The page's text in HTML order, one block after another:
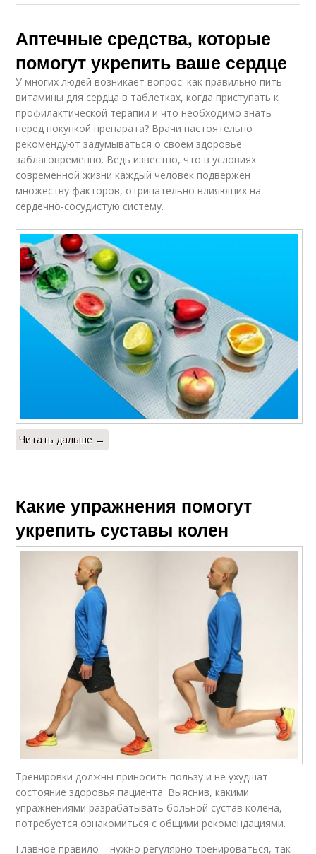
Аптечные средства, которые
помогут укрепить ваше сердце
У многих людей возникает вопрос: как правильно пить
витамины для сердца в таблетках, когда приступать к
профилактической терапии и что необходимо знать
перед покупкой препарата? Врачи настоятельно
рекомендуют задумываться о своем здоровье
заблаговременно. Ведь известно, что в условиях
современной жизни каждый человек подвержен
множеству факторов, отрицательно влияющих на
сердечно-сосудистую систему.
Читать дальше →
Какие упражнения помогут
укрепить суставы колен
Тренировки должны приносить пользу и не ухудшат
состояние здоровья пациента. Выяснив, какими
упражнениями разрабатывать больной сустав колена,
потребуется ознакомиться с общими рекомендациями.
Главное правило – нужно регулярно тренироваться, так